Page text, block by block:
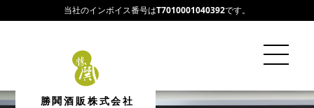
当社のインボイス番号はT7010001040392です。
勝鬨酒販株式会社